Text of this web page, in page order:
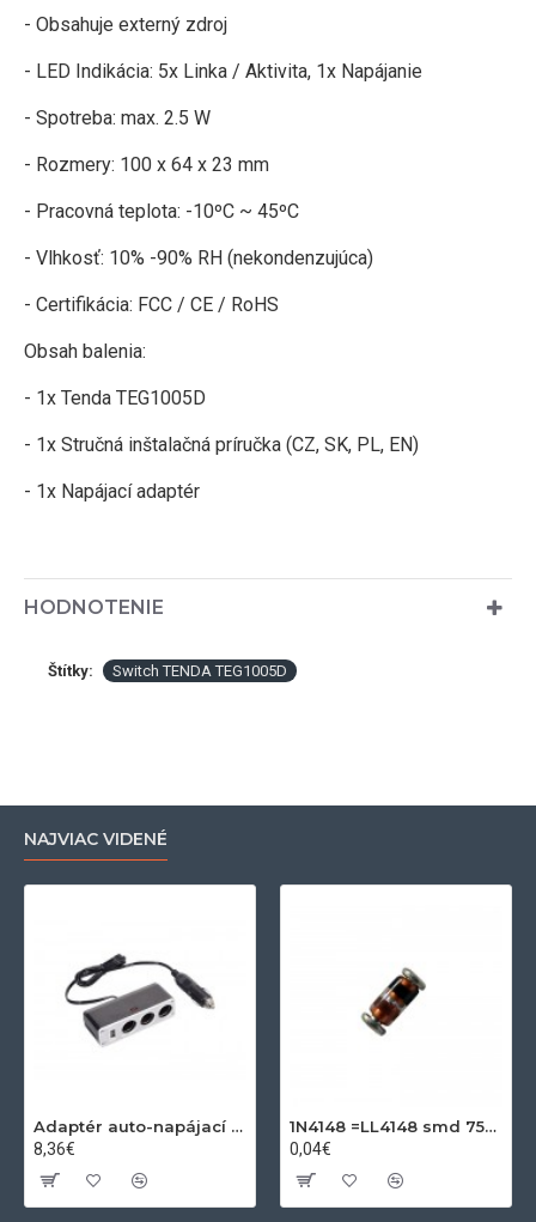
- Obsahuje externý zdroj
- LED Indikácia: 5x Linka / Aktivita, 1x Napájanie
- Spotreba: max. 2.5 W
- Rozmery: 100 x 64 x 23 mm
- Pracovná teplota: -10ºC ~ 45ºC
- Vlhkosť: 10% -90% RH (nekondenzujúca)
- Certifikácia: FCC / CE / RoHS
Obsah balenia:
- 1x Tenda TEG1005D
- 1x Stručná inštalačná príručka (CZ, SK, PL, EN)
- 1x Napájací adaptér
HODNOTENIE
Štítky: Switch TENDA TEG1005D
NAJVIAC VIDENÉ
Adaptér auto-napájací 1xkon./3x zdierka- 12/24V, USB 1000mA
8,36€
1N4148 =LL4148 smd 75V,0.15A SOD80C
0,04€